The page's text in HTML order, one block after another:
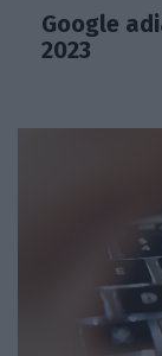
Google
2023